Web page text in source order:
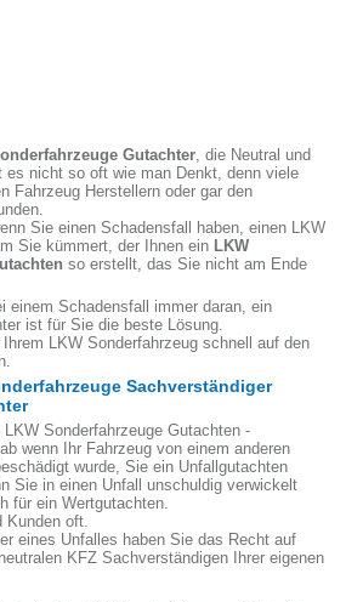
Gutachter, die Neutral und
es nicht so oft wie man Denkt, denn viele
Fahrzeug Herstellern oder gar den
Sie einen Schadensfall haben, einen LKW
Sie kümmert, der Ihnen ein LKW
so erstellt, das Sie nicht am Ende
einem Schadensfall immer daran, ein
ist für Sie die beste Lösung.
LKW Sonderfahrzeug schnell auf den
Sachverständiger
Sonderfahrzeuge Gutachten -
wenn Ihr Fahrzeug von einem anderen
wurde, Sie ein Unfallgutachten
Sie in einen Unfall unschuldig verwickelt
für ein Wertgutachten.
Kunden oft.
eines Unfalles haben Sie das Recht auf
KFZ Sachverständigen Ihrer eigenen